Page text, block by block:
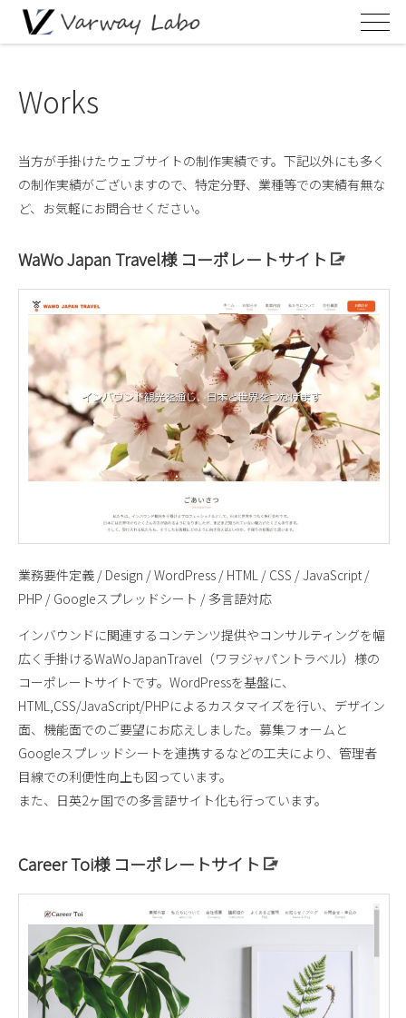
Works
当方が手掛けたウェブサイトの制作実績です。下記以外にも多く
の制作実績がございますので、特定分野、業種等での実績有無な
ど、お気軽にお問合せください。
WaWo Japan Travel様 コーポレートサイト
業務要件定義 / Design / WordPress / HTML / CSS / JavaScript /
PHP / Googleスプレッドシート / 多言語対応
インバウンドに関連するコンテンツ提供やコンサルティングを幅
広く手掛けるWaWoJapanTravel（ワヲジャパントラベル）様の
コーポレートサイトです。WordPressを基盤に、
HTML,CSS/JavaScript/PHPによるカスタマイズを行い、デザイン
面、機能面でのご要望にお応えしました。募集フォームと
Googleスプレッドシートを連携するなどの工夫により、管理者
目線での利便性向上も図っています。
また、日英2ヶ国での多言語サイト化も行っています。
Career Toi様 コーポレートサイト